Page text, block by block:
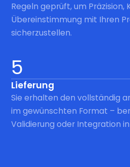
Regeln geprüft, um Präzision,
Übereinstimmung mit Ihren
sicherzustellen.
5
Lieferung
Sie erhalten den vollständig
im gewünschten Format –
Validierung oder Integration